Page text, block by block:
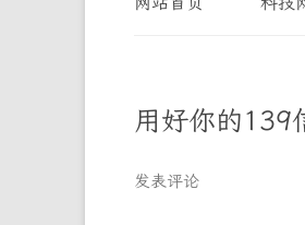
用好你的139
发表评论